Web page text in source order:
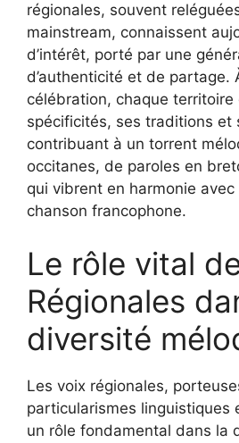
régionales, souvent
mainstream, connaissent
d’intérêt, porté par une
d’authenticité et de partage.
célébration, chaque territoire
spécificités, ses traditions et
contribuant à un torrent
occitanes, de paroles en
qui vibrent en harmonie avec
chanson francophone.
Le rôle vital
Régionales
diversité
Les voix régionales,
particularismes linguistiques
un rôle fondamental dans la